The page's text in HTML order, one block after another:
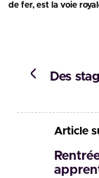
de fer, est la voie
Des
Article